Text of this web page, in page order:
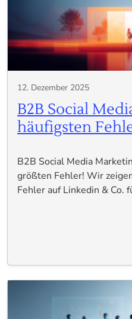
12. Dezember 2025
B2B Social
häufigsten
B2B Social Media
größten Fehler! Wir
Fehler auf Linkedin & Co.